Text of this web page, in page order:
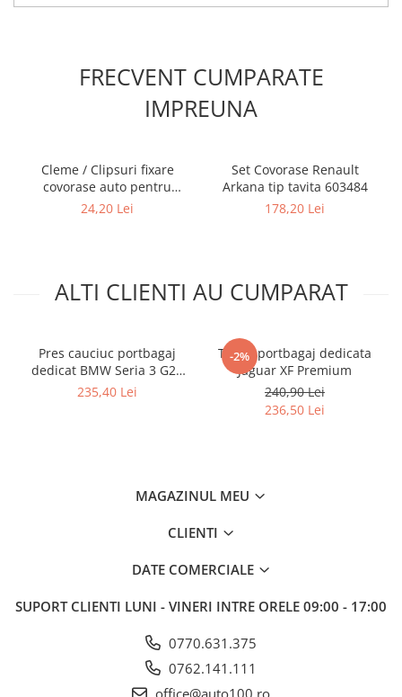
FRECVENT CUMPARATE
IMPREUNA
Cleme / Clipsuri fixare
covorase auto pentru
Renault / Nissan
24,20 Lei
Set Covorase Renault
Arkana tip tavita 603484
178,20 Lei
ALTI CLIENTI AU CUMPARAT
Pres cauciuc portbagaj
dedicat BMW Seria 3 G20
Sedan 2019-prezent,
235,40 Lei
-2%
Tavita portbagaj dedicata
Jaguar XF Premium
240,90 Lei
236,50 Lei
MAGAZINUL MEU
CLIENTI
DATE COMERCIALE
SUPORT CLIENTI LUNI - VINERI INTRE ORELE 09:00 - 17:00
0770.631.375
0762.141.111
office@auto100.ro